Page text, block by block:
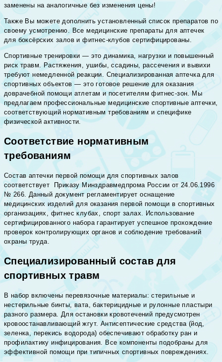
заменены на аналогичные без изменения цены!
Также Вы можете дополнить установленный список препаратов по
своему усмотрению. Все медицинские препараты для аптечек
для боксёрских залов и фитнес-клубов сертифицированы.
Спортивные тренировки — это динамика, нагрузки и повышенный
риск травм. Растяжения, ушибы, ссадины, рассечения и вывихи
требуют немедленной реакции. Специализированная аптечка для
спортивных объектов — это готовое решение для оказания
доврачебной помощи атлетам и посетителям фитнес-зон. Мы
предлагаем профессиональные медицинские спортивные аптечки,
соответствующий нормативным требованиям и специфике
физической активности.
Соответствие нормативным
требованиям
Состав аптечки первой помощи для спортивных залов
соответствует Приказу Минздравмедпрома России от 24.06.1996
№ 266. Данный документ регламентирует оснащение
медицинских изделий для оказания первой помощи в спортивных
организациях, фитнес клубах, спорт залах. Использование
сертифицированного набора гарантирует успешное прохождение
проверок контролирующих органов и соблюдение требований
охраны труда.
Специализированный состав для
спортивных травм
В набор включены перевязочные материалы: стерильные и
нестерильные бинты, вата, бактерицидные и рулонные пластыри
разного размера. Для остановки кровотечений предусмотрен
кровоостанавливающий жгут. Антисептические средства (йод,
зеленка, перекись водорода) обеспечивают обработку ран и
профилактику инфицирования. Все компоненты подобраны для
эффективной помощи при типичных спортивных повреждениях.